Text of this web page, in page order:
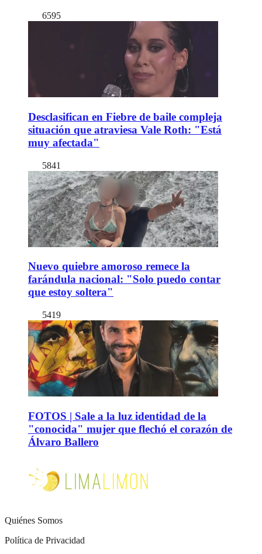
6595
Desclasifican en Fiebre de baile compleja
situación que atraviesa Vale Roth: "Está
muy afectada"
5841
Nuevo quiebre amoroso remece la
farándula nacional: "Solo puedo contar
que estoy soltera"
5419
FOTOS | Sale a la luz identidad de la
"conocida" mujer que flechó el corazón de
Álvaro Ballero
Quiénes Somos
Política de Privacidad